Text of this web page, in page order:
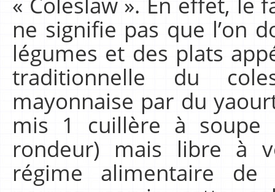
ne signifie pas que l’on
légumes et des plats
traditionnelle du
mayonnaise par du
mis 1 cuillère à
rondeur) mais libre à
régime alimentaire de